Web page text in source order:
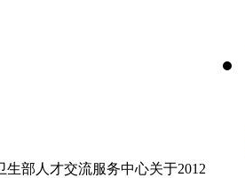
部人才交流服务中心关于2012